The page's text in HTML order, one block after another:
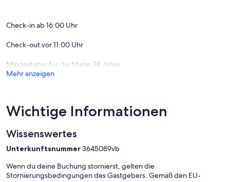
✦ The minimum age required for check-in is 18 years old.
for entry.
———————————————
according to the following schedule:
10:00PM.
Additional features:
Check-in ab 16:00 Uhr
Check-out vor 11:00 Uhr
Mindestalter für die Miete: 18 Jahre
Mehr anzeigen
Wichtige Informationen
Wissenswertes
Unterkunftsnummer3645089vb
Wenn du deine Buchung stornierst, gelten die
Stornierungsbedingungen des Gastgebers. Gemäß den EU-